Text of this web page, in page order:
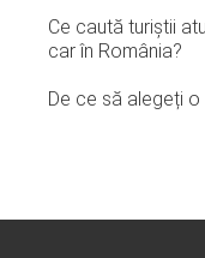
Ce caută turiștii
car în România?
De ce să alegeți